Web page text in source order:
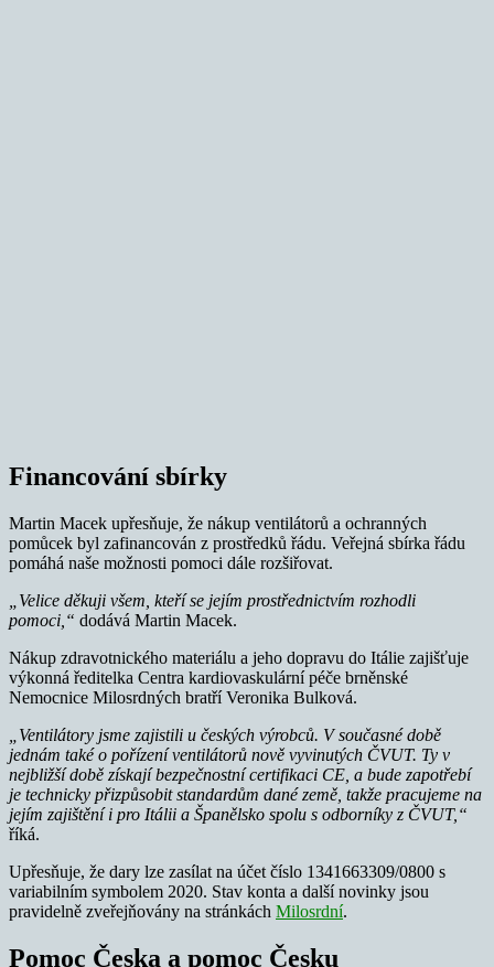
Financování sbírky
Martin Macek upřesňuje, že nákup ventilátorů a ochranných
pomůcek byl zafinancován z prostředků řádu. Veřejná sbírka řádu
pomáhá naše možnosti pomoci dále rozšiřovat.
„Velice děkuji všem, kteří se jejím prostřednictvím rozhodli
pomoci,“ dodává Martin Macek.
Nákup zdravotnického materiálu a jeho dopravu do Itálie zajišťuje
výkonná ředitelka Centra kardiovaskulární péče brněnské
Nemocnice Milosrdných bratří Veronika Bulková.
„Ventilátory jsme zajistili u českých výrobců. V současné době
jednám také o pořízení ventilátorů nově vyvinutých ČVUT. Ty v
nejbližší době získají bezpečnostní certifikaci CE, a bude zapotřebí
je technicky přizpůsobit standardům dané země, takže pracujeme na
jejím zajištění i pro Itálii a Španělsko spolu s odborníky z ČVUT,“
říká.
Upřesňuje, že dary lze zasílat na účet číslo 1341663309/0800 s
variabilním symbolem 2020. Stav konta a další novinky jsou
pravidelně zveřejňovány na stránkách Milosrdní.
Pomoc Česka a pomoc Česku